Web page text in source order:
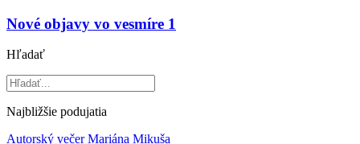
Nové objavy vo vesmíre 1
Hľadať
Najbližšie podujatia
Autorský večer Mariána Mikuša